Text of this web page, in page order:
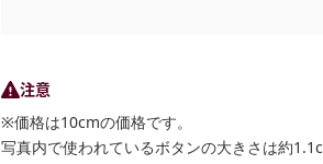
注意
※価格は10cmの価格です。
写真内で使われているボタンの大きさは約